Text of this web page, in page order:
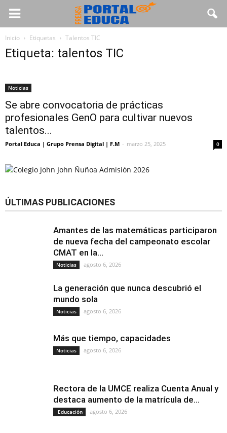
Inicio Etiquetas Talentos TIC
Etiqueta: talentos TIC
Noticias
Se abre convocatoria de prácticas
profesionales GenO para cultivar nuevos
talentos...
Portal Educa | Grupo Prensa Digital | F.M - marzo 25, 2025 0
ÚLTIMAS PUBLICACIONES
Amantes de las matemáticas participaron
de nueva fecha del campeonato escolar
CMAT en la...
Noticias agosto 6, 2026
La generación que nunca descubrió el
mundo sola
Noticias agosto 6, 2026
Más que tiempo, capacidades
Noticias agosto 6, 2026
Rectora de la UMCE realiza Cuenta Anual y
destaca aumento de la matrícula de...
Educación agosto 6, 2026